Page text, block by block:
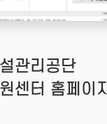
관리공단
센터 홈페이지